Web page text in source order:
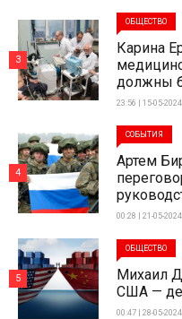
ОБЩЕСТВО
Карина
должны
23:56 | 15-05-2024
3
СОБЫТИЯ
Артем
00:28 | 21-05-2024
4
ОБЩЕСТВО
Михаил
США —
00:47 | 28-05-2024
5